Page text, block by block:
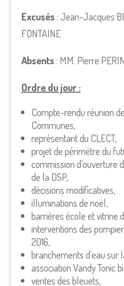
Excusés : Jean-Jacques
FONTAINE
Absents : MM. Pierre
Ordre du jour :
Compte-rendu réunion
Communes,
représentant du CLECT,
projet de périmètre du
commission d’ouverture
de la DSP,
décisions modificatives,
illuminations de noël,
barrières école et vitrine
interventions des
2016,
branchements d’eau sur
association Vandy Tonic
ventes des bleuets,